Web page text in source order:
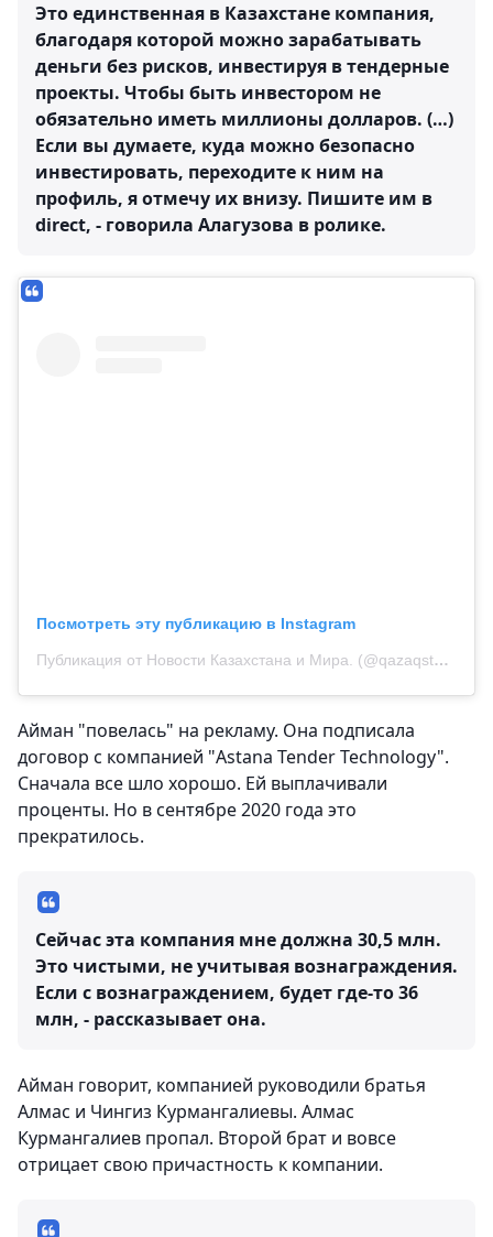
Это единственная в Казахстане компания,
благодаря которой можно зарабатывать
деньги без рисков, инвестируя в тендерные
проекты. Чтобы быть инвестором не
обязательно иметь миллионы долларов. (…)
Если вы думаете, куда можно безопасно
инвестировать, переходите к ним на
профиль, я отмечу их внизу. Пишите им в
direct, - говорила Алагузова в ролике.
Посмотреть эту публикацию в Instagram
Публикация от Новости Казахстана и Мира. (@qazaqstan_eli)
Айман "повелась" на рекламу. Она подписала
договор с компанией "Astana Tender Technology".
Сначала все шло хорошо. Ей выплачивали
проценты. Но в сентябре 2020 года это
прекратилось.
Сейчас эта компания мне должна 30,5 млн.
Это чистыми, не учитывая вознаграждения.
Если с вознаграждением, будет где-то 36
млн, - рассказывает она.
Айман говорит, компанией руководили братья
Алмас и Чингиз Курмангалиевы. Алмас
Курмангалиев пропал. Второй брат и вовсе
отрицает свою причастность к компании.